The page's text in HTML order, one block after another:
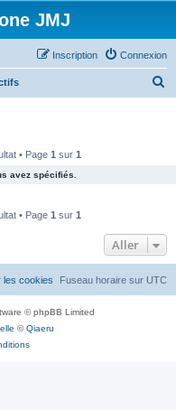
JMJ
Connexion
Inscription
e
• Page 1 sur 1
avez spécifiés.
• Page 1 sur 1
Aller
Fuseau horaire sur UTC
les cookies
© phpBB Limited
©Qiaeru